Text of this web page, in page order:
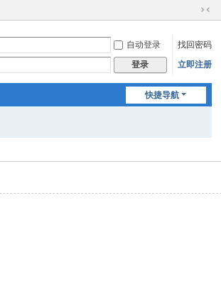
切
到
窄
自动登录
找回密码
登录 立即注册
快捷导航